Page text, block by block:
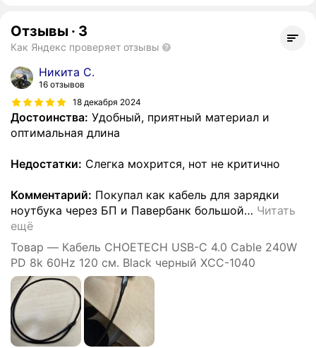
Отзывы · 3
Как Яндекс проверяет отзывы
Никита С.
16 отзывов
18 декабря 2024
Достоинства: Удобный, приятный материал и
оптимальная длина
Недостатки: Слегка мохрится, нот не критично
Комментарий: Покупал как кабель для зарядки
ноутбука через БП и Павербанк большой… Читать
ещё
Товар — Кабель CHOETECH USB-C 4.0 Cable 240W
PD 8k 60Hz 120 см. Black черный XCC-1040